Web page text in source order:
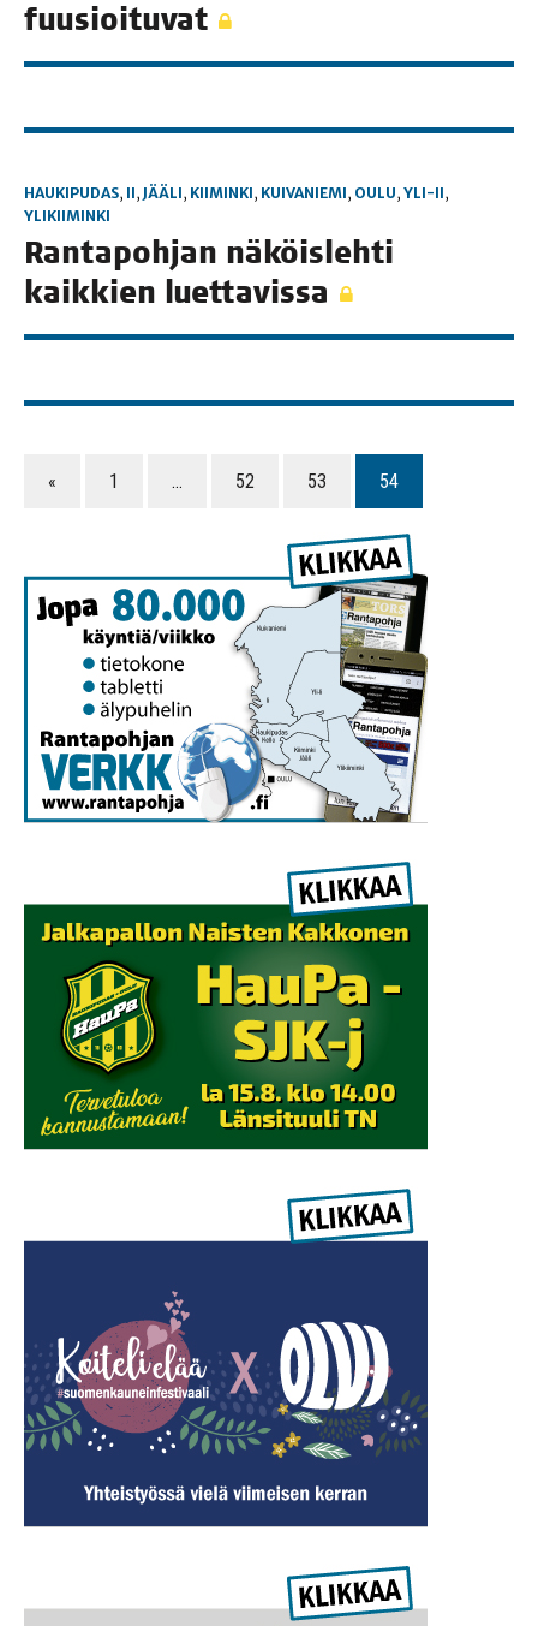
fuusioituvat
HAUKIPUDAS, II, JÄÄLI, KIIMINKI, KUIVANIEMI, OULU, YLI-II,
YLIKIIMINKI
Ran­ta­poh­jan näköis­leh­ti
kaik­kien luettavissa
« 1 … 52 53 54